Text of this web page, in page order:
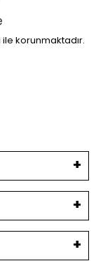
ile korunmaktadır.